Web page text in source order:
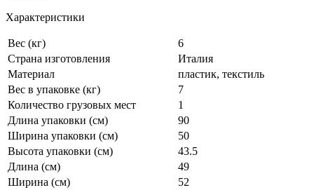
Характеристики
Вес (кг)
6
Страна изготовления
Италия
Материал
пластик, текстиль
Вес в упаковке (кг)
7
Количество грузовых мест
1
Длина упаковки (см)
90
Ширина упаковки (см)
50
Высота упаковки (см)
43.5
Длина (см)
49
Ширина (см)
52